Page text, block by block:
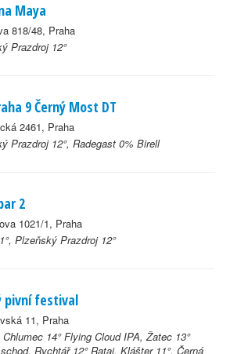
Maya
818/48, Praha
Prazdroj 12°
9 Černý Most DT
2461, Praha
Prazdroj 12°, Radegast 0% Birell
2
1021/1, Praha
Plzeňský Prazdroj 12°
pivní festival
11, Praha
14° Flying Cloud IPA, Žatec 13°
Rychtář 12° Rataj, Klášter 11°, Černá